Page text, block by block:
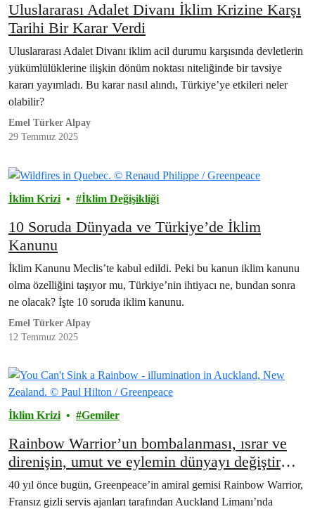
Uluslararası Adalet Divanı İklim Krizine Karşı
Tarihi Bir Karar Verdi
Uluslararası Adalet Divanı iklim acil durumu karşısında devletlerin
yükümlülüklerine ilişkin dönüm noktası niteliğinde bir tavsiye
kararı yayımladı. Bu karar nasıl alındı, Türkiye’ye etkileri neler
olabilir?
Emel Türker Alpay
29 Temmuz 2025
İklim Krizi İklim Değişikliği
10 Soruda Dünyada ve Türkiye’de İklim
Kanunu
İklim Kanunu Meclis’te kabul edildi. Peki bu kanun iklim kanunu
olma özelliğini taşıyor mu, Türkiye’nin ihtiyacı ne, bundan sonra
ne olacak? İşte 10 soruda iklim kanunu.
Emel Türker Alpay
12 Temmuz 2025
İklim Krizi Gemiler
Rainbow Warrior’un bombalanması, ısrar ve
direnişin, umut ve eylemin dünyayı değiştirme
gücünün bir hatırlatıcısıdır
40 yıl önce bugün, Greenpeace’in amiral gemisi Rainbow Warrior,
Fransız gizli servis ajanları tarafından Auckland Limanı’nda